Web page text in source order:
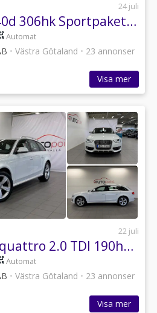
24 juli
BMW X6 xDrive40d 306hk Sportpaket|Taklucka|Värmare
Automat
• Västra Götaland • 23 annonser
Visa mer
22 juli
Audi A4 allroad quattro 2.0 TDI 190hk Värmare|Drag|2 Brukare
Automat
• Västra Götaland • 23 annonser
Visa mer